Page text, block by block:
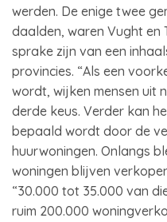
werden. De enige twee
daalden, waren Vught en
sprake zijn van een
provincies. “Als een
wordt, wijken mensen uit
derde keus. Verder kan
bepaald wordt door de
huurwoningen. Onlangs
woningen blijven
“30.000 tot 35.000 van
ruim 200.000